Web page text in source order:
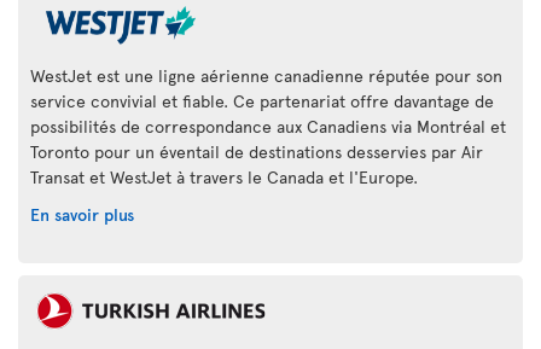
WestJet est une ligne aérienne canadienne réputée pour son
service convivial et fiable. Ce partenariat offre davantage de
possibilités de correspondance aux Canadiens via Montréal et
Toronto pour un éventail de destinations desservies par Air
Transat et WestJet à travers le Canada et l'Europe.
En savoir plus